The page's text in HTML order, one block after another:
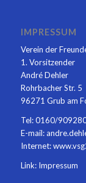
IMPRESSUM
Verein der
1. Vorsitzender
André Dehler
Rohrbacher Str. 5
96271 Grub am
Tel: 0160/
E-mail:
Internet:
Link: Impressum